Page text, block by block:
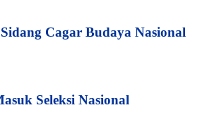
Cagar Budaya Nasional
Seleksi Nasional